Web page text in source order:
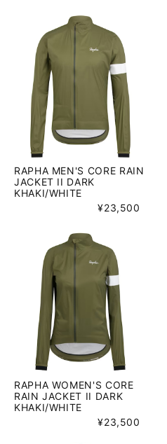
RAPHA MEN'S CORE RAIN
JACKET II DARK
KHAKI/WHITE
¥23,500
RAPHA WOMEN'S CORE
RAIN JACKET II DARK
KHAKI/WHITE
¥23,500